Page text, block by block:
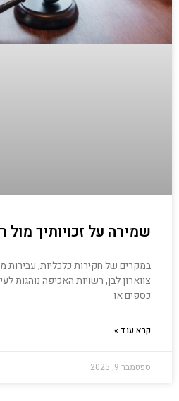
שמירה על זכויותיך מול
במקרים של חקירות כלכליות, עבירות
צווארון לבן, רשויות האכיפה נוהגות
כספים או
קרא עוד »
ספטמבר 9, 2025